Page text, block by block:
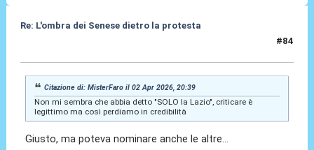
Re: L'ombra dei Senese dietro la protesta
#84
Citazione di: MisterFaro il 02 Apr 2026, 20:39
Non mi sembra che abbia detto "SOLO la Lazio", criticare è
legittimo ma così perdiamo in credibilità
Giusto, ma poteva nominare anche le altre...